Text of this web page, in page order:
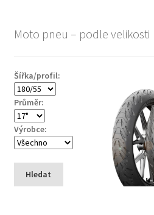
Moto pneu – podle velikosti
Šířka/profil:
Průměr:
Výrobce:
Hledat